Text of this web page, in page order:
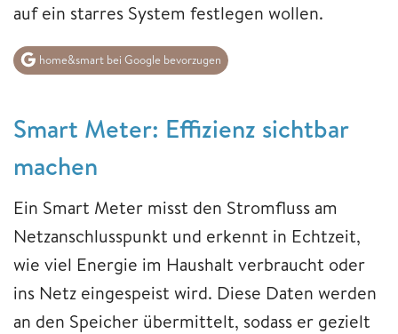
auf ein starres System festlegen wollen.
home&smart bei Google bevorzugen
Smart Meter: Effizienz sichtbar
machen
Ein Smart Meter misst den Stromfluss am
Netzanschlusspunkt und erkennt in Echtzeit,
wie viel Energie im Haushalt verbraucht oder
ins Netz eingespeist wird. Diese Daten werden
an den Speicher übermittelt, sodass er gezielt